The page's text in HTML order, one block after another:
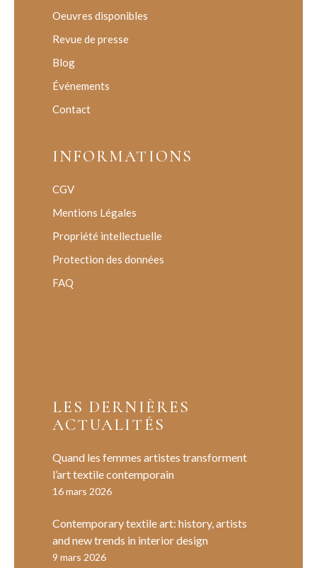
Oeuvres disponibles
Revue de presse
Blog
Événements
Contact
INFORMATIONS
CGV
Mentions Légales
Propriété intellectuelle
Protection des données
FAQ
LES DERNIÈRES
ACTUALITÉS
Quand les femmes artistes transforment
l’art textile contemporain
16 mars 2026
Contemporary textile art: history, artists
and new trends in interior design
9 mars 2026